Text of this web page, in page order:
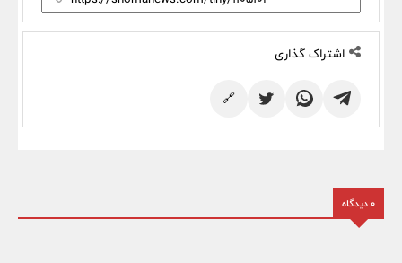
اشتراک گذاری
🔗
0 دیدگاه